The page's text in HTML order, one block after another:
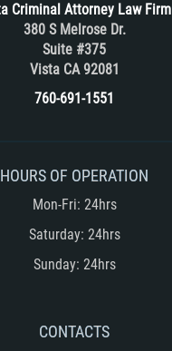
Criminal Attorney Law Firm
380 S Melrose Dr.
Suite #375
Vista CA 92081
760-691-1551
HOURS OF OPERATION
Mon-Fri: 24hrs
Saturday: 24hrs
Sunday: 24hrs
CONTACTS